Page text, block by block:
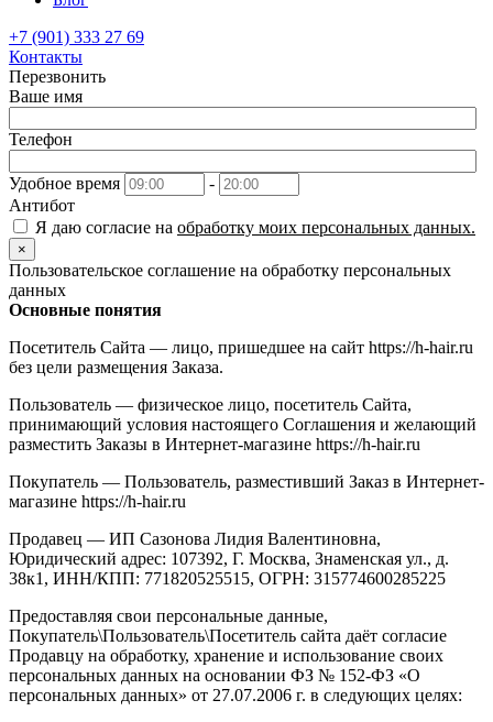
+7 (901) 333 27 69
Контакты
Перезвонить
Ваше имя
Телефон
Удобное время
-
Антибот
Я даю согласие на обработку моих персональных данных.
×
Пользовательское соглашение на обработку персональных
данных
Основные понятия
Посетитель Сайта — лицо, пришедшее на сайт https://h-hair.ru
без цели размещения Заказа.
Пользователь — физическое лицо, посетитель Сайта,
принимающий условия настоящего Соглашения и желающий
разместить Заказы в Интернет-магазине https://h-hair.ru
Покупатель — Пользователь, разместивший Заказ в Интернет-
магазине https://h-hair.ru
Продавец — ИП Сазонова Лидия Валентиновна,
Юридический адрес: 107392, Г. Москва, Знаменская ул., д.
38к1, ИНН/КПП: 771820525515, ОГРН: 315774600285225
Предоставляя свои персональные данные,
Покупатель\Пользователь\Посетитель сайта даёт согласие
Продавцу на обработку, хранение и использование своих
персональных данных на основании ФЗ № 152-ФЗ «О
персональных данных» от 27.07.2006 г. в следующих целях: